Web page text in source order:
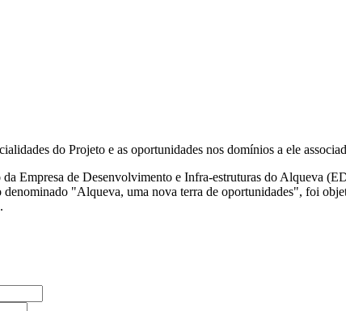
do Projeto e as oportunidades nos domínios a ele
Empresa de Desenvolvimento e Infra-estruturas do
"Alqueva, uma nova terra de oportunidades", foi